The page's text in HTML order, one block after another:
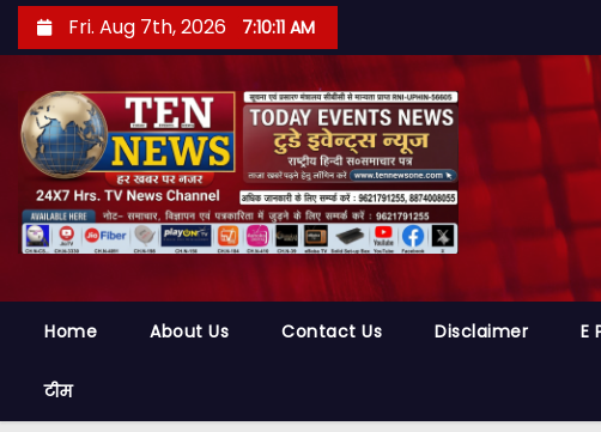
k
t
Fri. Aug 7th, 2026 7:10:12 AM
Home About Us Contact Us Disclaimer E
टीम